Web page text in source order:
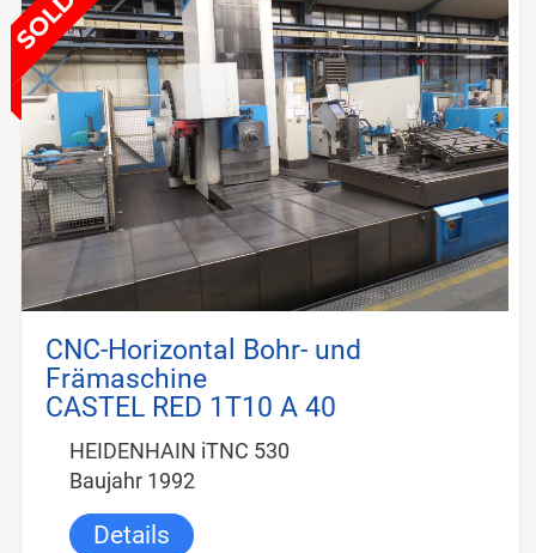
CNC-Horizontal Bohr- und
Främaschine
CASTEL RED 1T10 A 40
HEIDENHAIN iTNC 530
Baujahr 1992
Details